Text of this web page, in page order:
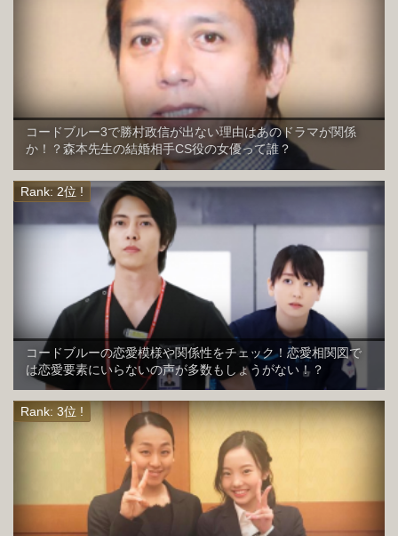
コードブルー3で勝村政信が出ない理由はあのドラマが関係
か！？森本先生の結婚相手CS役の女優って誰？
コードブルーの恋愛模様や関係性をチェック！恋愛相関図で
は恋愛要素にいらないの声が多数もしょうがない！？